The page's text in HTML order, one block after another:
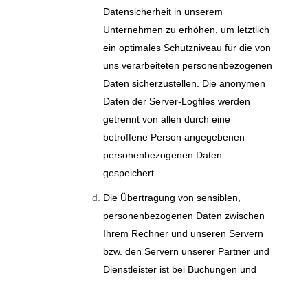
Datensicherheit in unserem
Unternehmen zu erhöhen, um letztlich
ein optimales Schutzniveau für die von
uns verarbeiteten personenbezogenen
Daten sicherzustellen. Die anonymen
Daten der Server-Logfiles werden
getrennt von allen durch eine
betroffene Person angegebenen
personenbezogenen Daten
gespeichert.
Die Übertragung von sensiblen,
personenbezogenen Daten zwischen
Ihrem Rechner und unseren Servern
bzw. den Servern unserer Partner und
Dienstleister ist bei Buchungen und